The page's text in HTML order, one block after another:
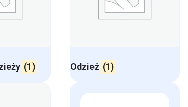
(1) Odzież (1)